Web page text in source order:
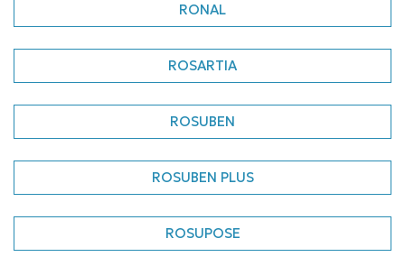
RONAL
ROSARTIA
ROSUBEN
ROSUBEN PLUS
ROSUPOSE